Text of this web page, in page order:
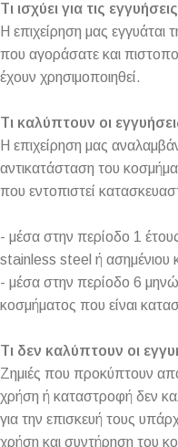
Τι ισχύει για τις
Η επιχείρηση μας
που αγοράσατε και
έχουν χρησιμοποιηθεί.
Τι καλύπτουν οι
Η επιχείρηση μας
αντικατάσταση του
που εντοπιστεί
- μέσα στην περίοδο 1
stainless steel ή ασημένιου
- μέσα στην περίοδο 6
κοσμήματος που είναι
Τι δεν καλύπτουν οι
Ζημιές που προκύπτουν
χρήση ή καταστροφή δεν
για την επισκευή τους
χρήση και συντήρηση του